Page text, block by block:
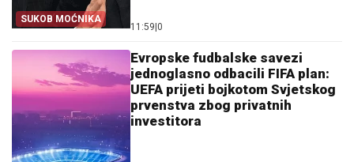
SUKOB MOĆNIKA
11:59 0
Evropske fudbalske savezi
jednoglasno odbacili FIFA plan:
UEFA prijeti bojkotom Svjetskog
prvenstva zbog privatnih
investitora